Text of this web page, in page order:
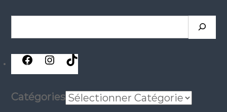
Catégories